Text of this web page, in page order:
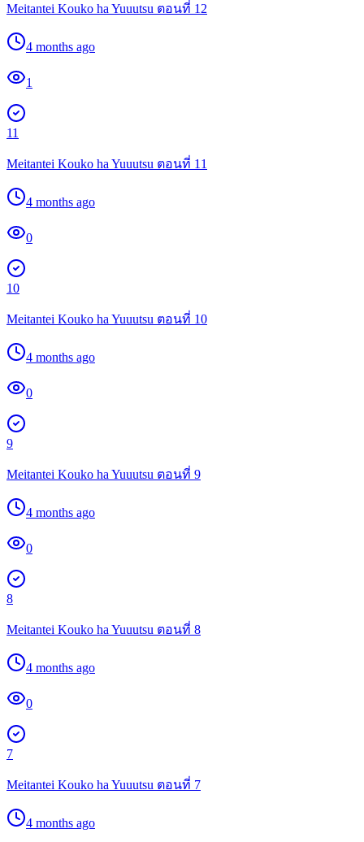
Meitantei Kouko ha Yuuutsu ตอนที่ 12
4 months ago
1
11
Meitantei Kouko ha Yuuutsu ตอนที่ 11
4 months ago
0
10
Meitantei Kouko ha Yuuutsu ตอนที่ 10
4 months ago
0
9
Meitantei Kouko ha Yuuutsu ตอนที่ 9
4 months ago
0
8
Meitantei Kouko ha Yuuutsu ตอนที่ 8
4 months ago
0
7
Meitantei Kouko ha Yuuutsu ตอนที่ 7
4 months ago